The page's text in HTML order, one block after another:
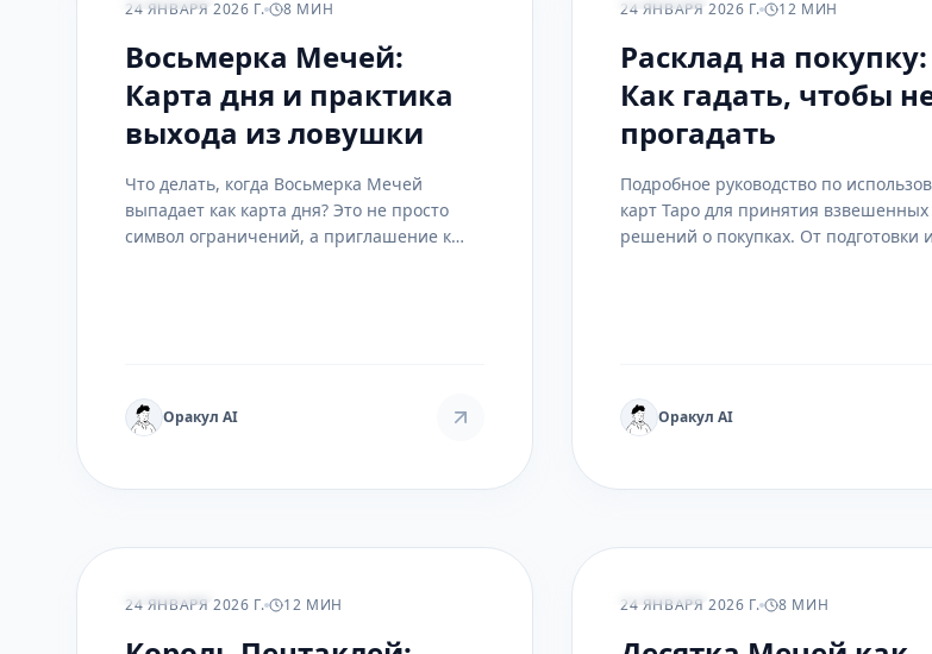
24 ЯНВАРЯ 2026 Г. 8 МИН
Восьмерка Мечей:
Карта дня и практика
выхода из ловушки
Что делать, когда Восьмерка Мечей
выпадает как карта дня? Это не просто
символ ограничений, а приглашение к
Оракул AI
24 ЯНВАРЯ 2026 Г. 12 МИН
Расклад на покупку:
Как гадать, чтобы
прогадать
Подробное руководство по
карт Таро для принятия взвешенных
решений о покупках. От подготовки и
Оракул AI
24 ЯНВАРЯ 2026 Г. 12 МИН 24 ЯНВАРЯ 2026 Г. 8 МИН